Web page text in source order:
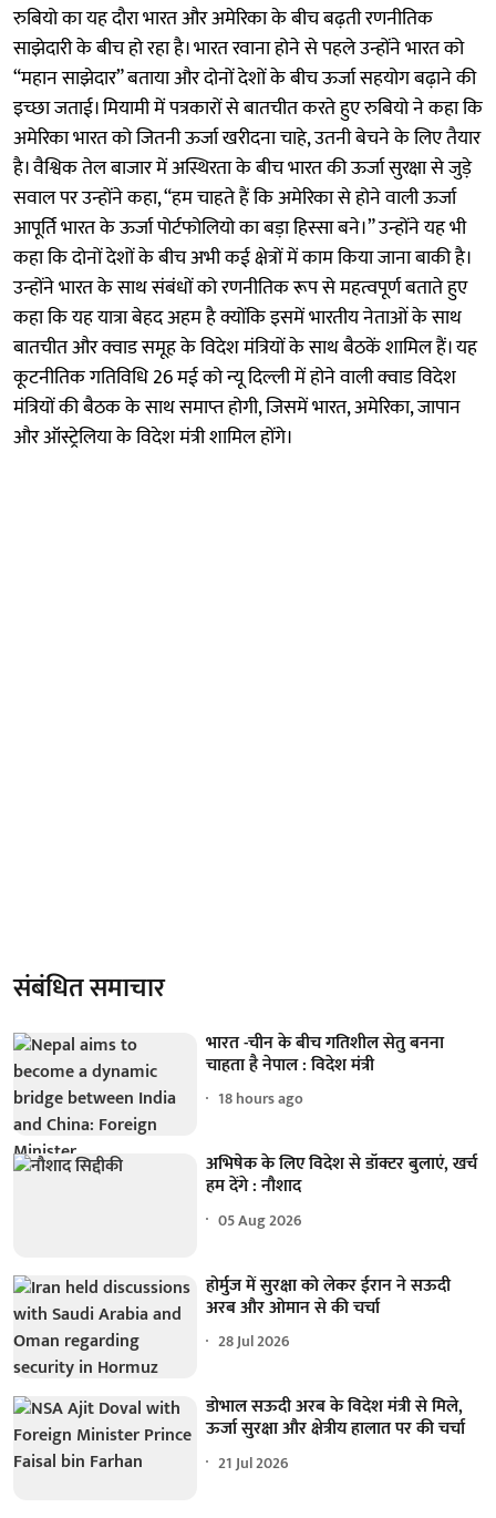
रुबियो का यह दौरा भारत और अमेरिका के बीच बढ़ती रणनीतिक
साझेदारी के बीच हो रहा है। भारत रवाना होने से पहले उन्होंने भारत को
“महान साझेदार” बताया और दोनों देशों के बीच ऊर्जा सहयोग बढ़ाने की
इच्छा जताई। मियामी में पत्रकारों से बातचीत करते हुए रुबियो ने कहा कि
अमेरिका भारत को जितनी ऊर्जा खरीदना चाहे, उतनी बेचने के लिए तैयार
है। वैश्विक तेल बाजार में अस्थिरता के बीच भारत की ऊर्जा सुरक्षा से जुड़े
सवाल पर उन्होंने कहा, “हम चाहते हैं कि अमेरिका से होने वाली ऊर्जा
आपूर्ति भारत के ऊर्जा पोर्टफोलियो का बड़ा हिस्सा बने।” उन्होंने यह भी
कहा कि दोनों देशों के बीच अभी कई क्षेत्रों में काम किया जाना बाकी है।
उन्होंने भारत के साथ संबंधों को रणनीतिक रूप से महत्वपूर्ण बताते हुए
कहा कि यह यात्रा बेहद अहम है क्योंकि इसमें भारतीय नेताओं के साथ
बातचीत और क्वाड समूह के विदेश मंत्रियों के साथ बैठकें शामिल हैं। यह
कूटनीतिक गतिविधि 26 मई को न्यू दिल्ली में होने वाली क्वाड विदेश
मंत्रियों की बैठक के साथ समाप्त होगी, जिसमें भारत, अमेरिका, जापान
और ऑस्ट्रेलिया के विदेश मंत्री शामिल होंगे।
संबंधित समाचार
भारत -चीन के बीच गतिशील सेतु बनना
चाहता है नेपाल : विदेश मंत्री
18 hours ago
अभिषेक के लिए विदेश से डॉक्टर बुलाएं, खर्च
हम देंगे : नौशाद
05 Aug 2026
होर्मुज में सुरक्षा को लेकर ईरान ने सऊदी
अरब और ओमान से की चर्चा
28 Jul 2026
डोभाल सऊदी अरब के विदेश मंत्री से मिले,
ऊर्जा सुरक्षा और क्षेत्रीय हालात पर की चर्चा
21 Jul 2026